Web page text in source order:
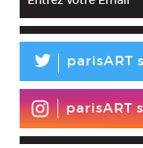
L parisART
parisART